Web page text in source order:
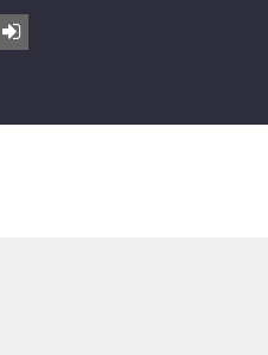
